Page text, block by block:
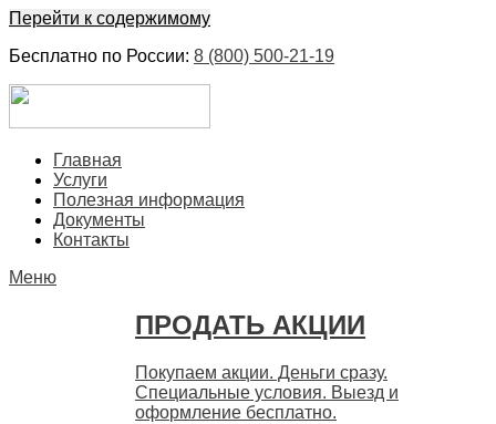
Перейти к содержимому
Бесплатно по России: 8 (800) 500-21-19
БыстроГлавная
Услуги
Полезная информация
Документы
Контакты
Меню
ПРОДАТЬ АКЦИИ
Покупаем акции. Деньги сразу.
Специальные условия. Выезд и
оформление бесплатно.